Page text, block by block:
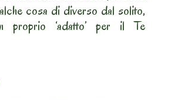
cosa di diverso dal solito,
proprio ‘adatto’ per il Te